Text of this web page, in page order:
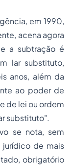
em 1990,
acena agora
a subtração é
lar substituto,
anos, além da
ao poder de
de lei ou ordem
substituto".
nota, sem
jurídico de mais
obrigatório